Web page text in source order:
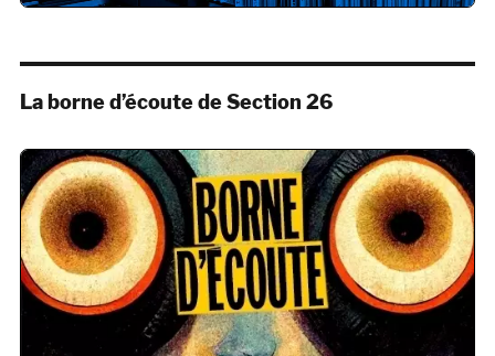
La borne d’écoute de Section 26